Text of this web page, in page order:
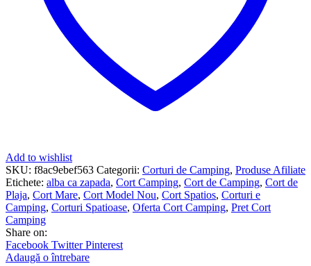
Add to wishlist
SKU: f8ac9ebef563 Categorii: Corturi de Camping, Produse Afiliate
Etichete: alba ca zapada, Cort Camping, Cort de Camping, Cort de
Plaja, Cort Mare, Cort Model Nou, Cort Spatios, Corturi e
Camping, Corturi Spatioase, Oferta Cort Camping, Pret Cort
Camping
Share on:
Facebook Twitter Pinterest
Adaugă o întrebare